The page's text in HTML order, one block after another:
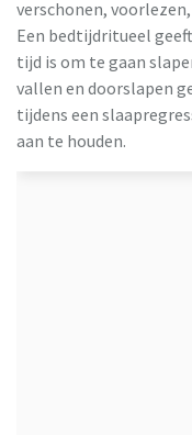
verschonen,
Een bedtijdritueel
tijd is om te gaan
vallen en doorslapen
tijdens een
aan te houden.